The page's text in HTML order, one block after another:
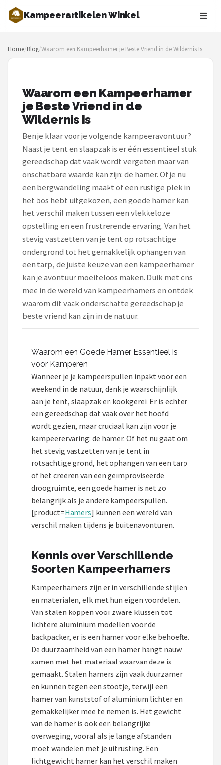
Kampeerartikelen Winkel
Zoeken
NAVIGATIE
Merken
Blog
Tenten
Slaapzakken
Slaapmatten
Koelboxen
Shop
POPULAIRE MERKEN
Intex
KOEL
Camp
LifeGoods
Bo-Camp
NOMAD
Gimeg
Campingaz
Quechua
Alle merken →
Home/Blog/Waarom een Kampeerhamer je Beste Vriend in de Wildernis Is
Waarom een Kampeerhamer
je Beste Vriend in de
Wildernis Is
Ben je klaar voor je volgende kampeeravontuur?
Naast je tent en slaapzak is er één essentieel stuk
gereedschap dat vaak wordt vergeten maar van
onschatbare waarde kan zijn: de hamer. Of je nu
een bergwandeling maakt of een rustige plek in
het bos hebt uitgekozen, een goede hamer kan
het verschil maken tussen een vlekkeloze
opstelling en een frustrerende ervaring. Van het
stevig vastzetten van je tent op rotsachtige
ondergrond tot het gemakkelijk ophangen van
een tarp, de juiste keuze van een kampeerhamer
kan je avontuur moeiteloos maken. Duik met ons
mee in de wereld van kampeerhamers en ontdek
waarom dit vaak onderschatte gereedschap je
beste vriend kan zijn in de natuur.
Waarom een Goede Hamer Essentieel is
voor Kamperen
Wanneer je je kampeerspullen inpakt voor een
weekend in de natuur, denk je waarschijnlijk
aan je tent, slaapzak en kookgerei. Er is echter
een gereedschap dat vaak over het hoofd
wordt gezien, maar cruciaal kan zijn voor je
kampeerervaring: de hamer. Of het nu gaat om
het stevig vastzetten van je tent in
rotsachtige grond, het ophangen van een tarp
of het creëren van een geïmproviseerde
droogruimte, een goede hamer is net zo
belangrijk als je andere kampeerspullen.
[product=Hamers] kunnen een wereld van
verschil maken tijdens je buitenavonturen.
Kennis over Verschillende
Soorten Kampeerhamers
Kampeerhamers zijn er in verschillende stijlen
en materialen, elk met hun eigen voordelen.
Van stalen koppen voor zware klussen tot
lichtere aluminium modellen voor de
backpacker, er is een hamer voor elke behoefte.
De duurzaamheid van een hamer hangt nauw
samen met het materiaal waarvan deze is
gemaakt. Stalen hamers zijn vaak duurzamer
en kunnen tegen een stootje, terwijl een
hamer van kunststof of aluminium lichter en
gemakkelijker mee te nemen is. Het gewicht
van de hamer is ook een belangrijke
overweging, vooral als je lange afstanden
moet wandelen met je uitrusting. Een
lichtgewicht hamer kan het verschil maken